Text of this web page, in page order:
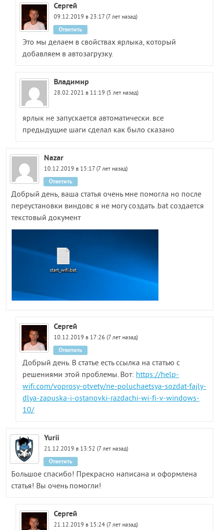
Сергей
09.12.2019 в 23:17 (7 лет назад)
Это мы делаем в свойствах ярлыка, который
добавляем в автозагрузку.
Ответить
Владимир
28.02.2021 в 11:19 (5 лет назад)
ярлык не запускается автоматически. все
предыдущие шаги сделал как было сказано
Nazar
10.12.2019 в 15:17 (7 лет назад)
Добрый день, ваша статья очень мне помогла но после
переустановки виндовс я не могу создать .bat создается
текстовый документ
Ответить
Сергей
10.12.2019 в 17:26 (7 лет назад)
Добрый день. В статье есть ссылка на статью с
решениями этой проблемы. Вот:https://help-
wifi.com/voprosy-otvety/ne-poluchaetsya-sozdat-fajly-
dlya-zapuska-i-ostanovki-razdachi-wi-fi-v-windows-
10/
Ответить
Yurii
21.12.2019 в 13:52 (7 лет назад)
Большое спасибо! Прекрасно написана и оформлена
статья! Вы очень помогли!
Ответить
Сергей
21.12.2019 в 15:24 (7 лет назад)